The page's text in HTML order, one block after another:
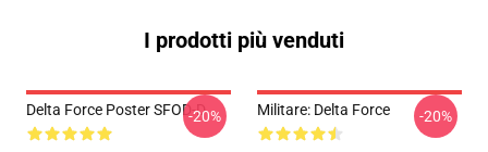
I prodotti più venduti
Delta Force Poster SFOD-D-20% Militare: Delta Force -20%